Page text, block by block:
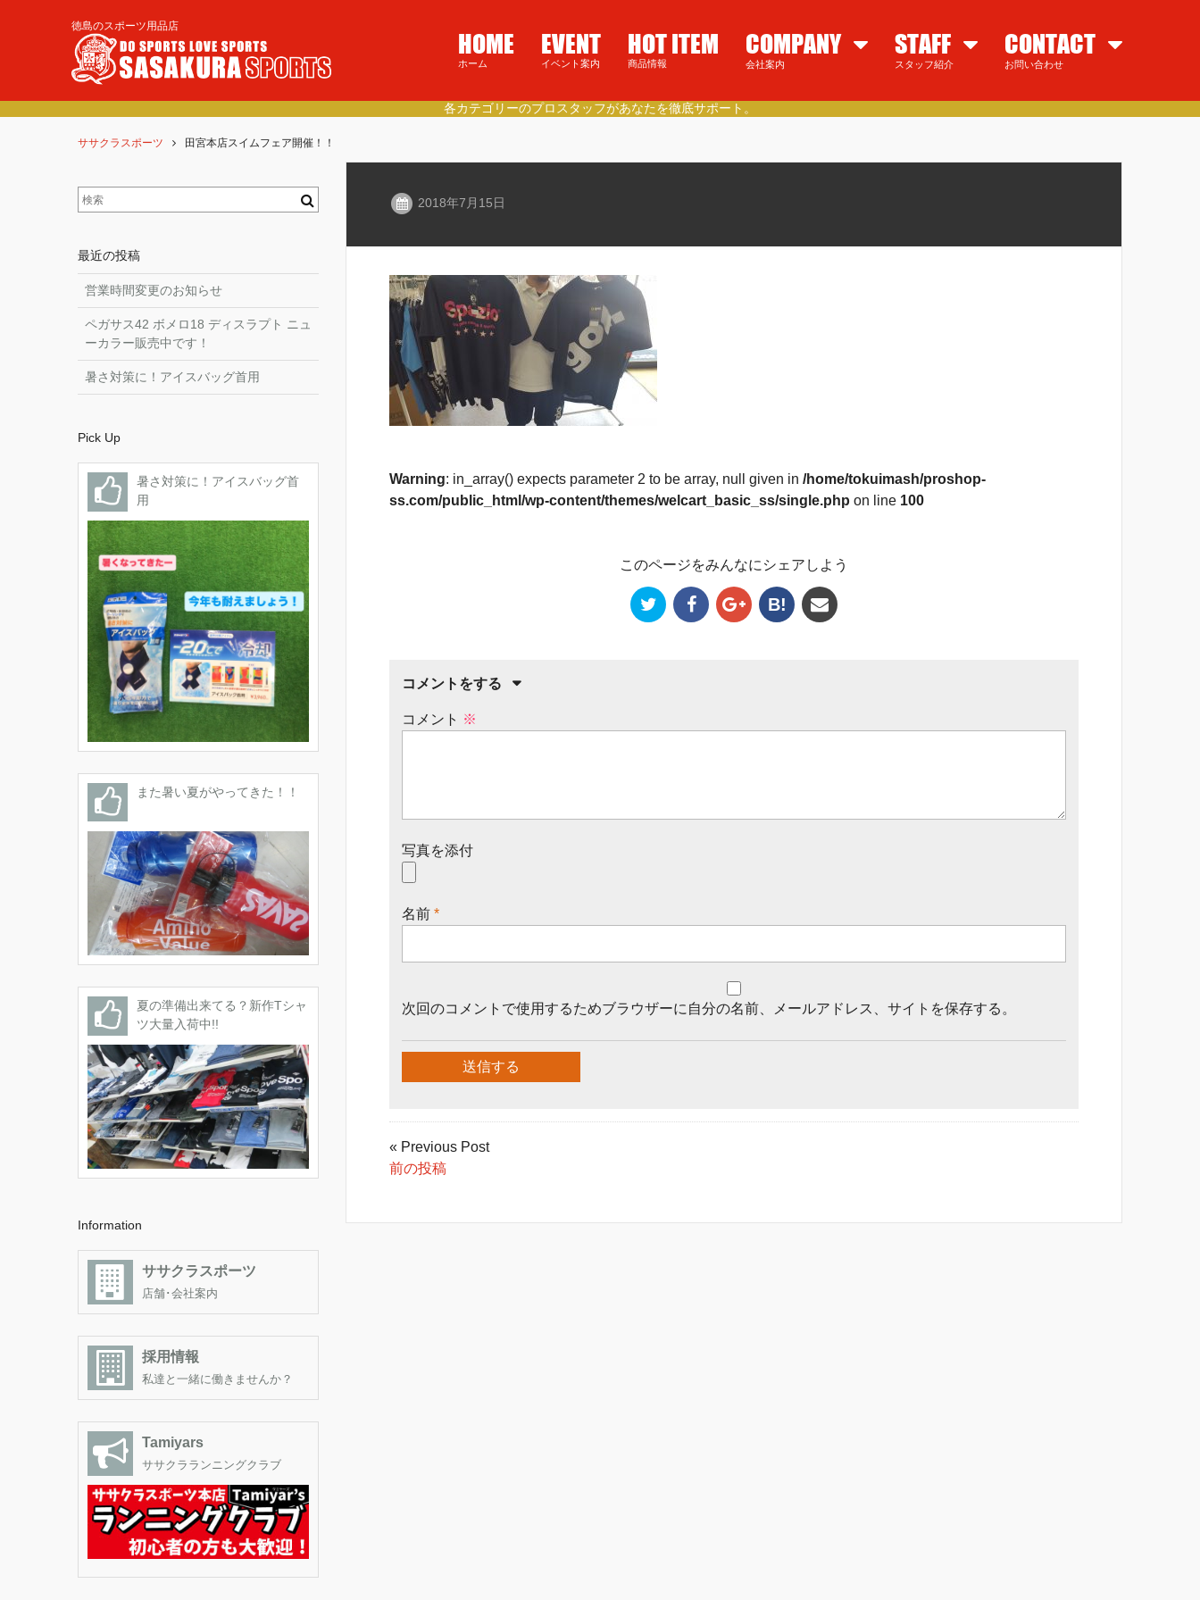
徳島のスポーツ用品店
HOME
ホーム
EVENT
イベント案内
HOT ITEM
商品情報
COMPANY
会社案内
STAFF
スタッフ紹介
CONTACT
お問い合わせ
各カテゴリーのプロスタッフがあなたを徹底サポート。
ササクラスポーツ 田宮本店スイムフェア開催！！
2018年7月15日
Warning: in_array() expects parameter 2 to be array, null given in /home/tokuimash/proshop-
ss.com/public_html/wp-content/themes/welcart_basic_ss/single.php on line 100
このページをみんなにシェアしよう
B!
コメントをする
コメント ※
写真を添付
名前 *
次回のコメントで使用するためブラウザーに自分の名前、メールアドレス、サイトを保存する。
« Previous Post
前の投稿
最近の投稿
営業時間変更のお知らせ
ペガサス42 ボメロ18 ディスラプト ニュ
ーカラー販売中です！
暑さ対策に！アイスバッグ首用
Pick Up
暑さ対策に！アイスバッグ首
用
また暑い夏がやってきた！！
夏の準備出来てる？新作Tシャ
ツ大量入荷中!!
Information
ササクラスポーツ
店舗･会社案内
採用情報
私達と一緒に働きませんか？
Tamiyars
ササクラランニングクラブ